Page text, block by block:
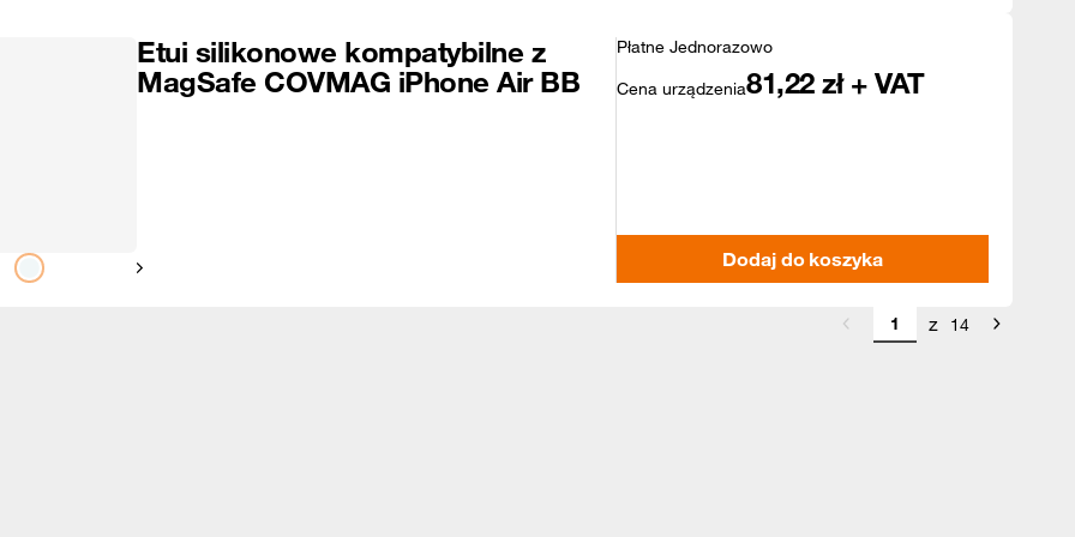
Pokaż następny
Etui silikonowe kompatybilne z
MagSafe COVMAG iPhone Air BB
Płatne Jednorazowo
Cena urządzenia81,22 zł + VAT
Dodaj do koszyka
z 14